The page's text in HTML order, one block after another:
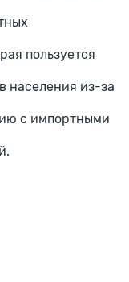
пользуется
населения из-за
с импортными